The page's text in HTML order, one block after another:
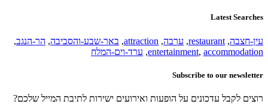
Latest Searches
עין-חצבה,
restaurant
, ערבה,
attraction
, באר-שבע-והסביבה, הר-הנגב,
entertainment, accommodation
, ערד-וים-המלח
Subscribe to our newsletter
רוצים לקבל עדכונים על הופעות ואירועים ישירות לתיבת המייל שלכם?